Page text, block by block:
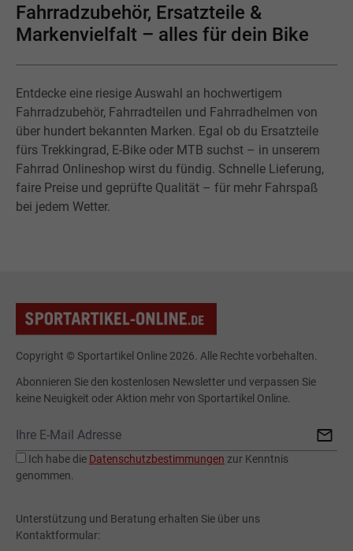
Fahrradzubehör, Ersatzteile &
Markenvielfalt – alles für dein Bike
Entdecke eine riesige Auswahl an hochwertigem
Fahrradzubehör, Fahrradteilen und Fahrradhelmen von
über hundert bekannten Marken. Egal ob du Ersatzteile
fürs Trekkingrad, E-Bike oder MTB suchst – in unserem
Fahrrad Onlineshop wirst du fündig. Schnelle Lieferung,
faire Preise und geprüfte Qualität – für mehr Fahrspaß
bei jedem Wetter.
Copyright © Sportartikel Online 2026. Alle Rechte vorbehalten.
Abonnieren Sie den kostenlosen Newsletter und verpassen Sie
keine Neuigkeit oder Aktion mehr von Sportartikel Online.
Ich habe die Datenschutzbestimmungen zur Kenntnis
genommen.
Unterstützung und Beratung erhalten Sie über uns
Kontaktformular: